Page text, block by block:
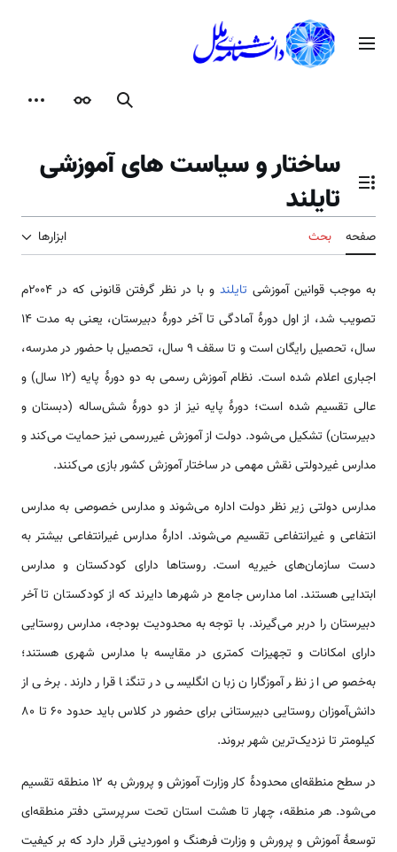
محتوامنوی اصلی
جستجوظاهر
تغییر وضعیت فهرست محتویات
ساختار و سیاست های آموزشی
تایلند
صفحه بحث ابزارها
به موجب قوانین آموزشی تایلند
و با در نظر گرفتن قانونی که در ۲۰۰۴م
تصویب شد، از اول دورهٔ آمادگی تا آخر دورهٔ دبیرستان، یعنی به مدت ۱۴
سال، تحصیل رایگان است و تا سقف ۹ سال، تحصیل با حضور در مدرسه،
اجباری اعلام شده است. نظام آموزش رسمی به دو دورهٔ پایه (۱۲ سال) و
عالی تقسیم شده است؛ دورهٔ پایه نیز از دو دورهٔ شش‌ساله (دبستان و
دبیرستان) تشکیل می‌شود. دولت از آموزش غیررسمی نیز حمایت می‌کند و
مدارس غیردولتی نقش مهمی در ساختار آموزش کشور بازی می‌کنند.
مدارس دولتی زیر نظر دولت اداره می‌شوند و مدارس خصوصی به مدارس
انتفاعی و غیرانتفاعی تقسیم می‌شوند. ادارهٔ مدارس غیرانتفاعی بیشتر به
دست سازمان‌های خیریه است. روستاها دارای کودکستان و مدارس
ابتدایی هستند. اما مدارس جامع در شهرها دایرند که از کودکستان تا آخر
دبیرستان را دربر می‌گیرند. با توجه به محدودیت بودجه، مدارس روستایی
دارای امکانات و تجهیزات کمتری در مقایسه با مدارس شهری هستند؛
به‌خصوص از نظر آموزگاران زبان انگلیسی در تنگنا قرار دارند. برخی از
دانش‌آموزان روستایی دبیرستانی برای حضور در کلاس باید حدود ۶۰ تا ۸۰
کیلومتر تا نزدیک‌ترین شهر بروند.
در سطح منطقه‌ای محدودهٔ کار وزارت آموزش و پرورش به ۱۲ منطقه تقسیم
می‌شود. هر منطقه، چهار تا هشت استان تحت سرپرستی دفتر منطقه‌ای
توسعهٔ آموزش و پرورش و وزارت فرهنگ و اموردینی قرار دارد که بر کیفیت